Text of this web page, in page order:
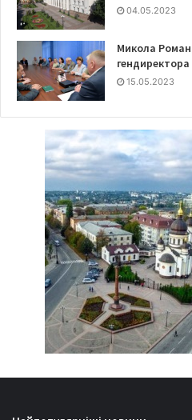
04.05.2023
Микола
15.05.2023